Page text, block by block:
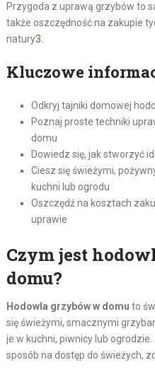
Przygoda z uprawą grzybów to
także oszczędność na zakupie
natury3.
Kluczowe
Odkryj tajniki domowej
Poznaj proste techniki
domu
Dowiedz się, jak stworzyć
Ciesz się świeżymi,
kuchni lub ogrodu
Oszczędź na kosztach
uprawie
Czym jest
domu?
Hodowla grzybów w domu to
się świeżymi, smacznymi
je w kuchni, piwnicy lub
sposób na dostęp do świeżych,